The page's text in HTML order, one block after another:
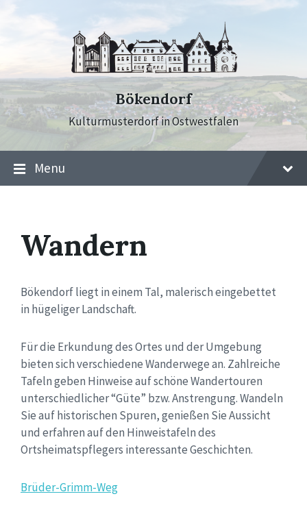
Bökendorf
Kulturmusterdorf in Ostwestfalen
Menu
Wandern
Bökendorf liegt in einem Tal, malerisch eingebettet
in hügeliger Landschaft.
Für die Erkundung des Ortes und der Umgebung
bieten sich verschiedene Wanderwege an. Zahlreiche
Tafeln geben Hinweise auf schöne Wandertouren
unterschiedlicher “Güte” bzw. Anstrengung. Wandeln
Sie auf historischen Spuren, genießen Sie Aussicht
und erfahren auf den Hinweistafeln des
Ortsheimatspflegers interessante Geschichten.
Brüder-Grimm-Weg